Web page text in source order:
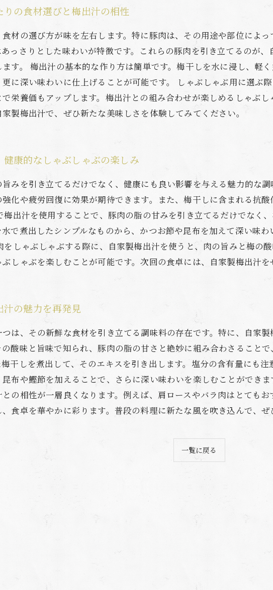
の食材選びと梅出汁の相性
材の選び方が味を左右します。特に豚肉は、その用途や部位によ
っさりとした味わいが特徴です。これらの豚肉を引き立てるのが
す。 梅出汁の基本的な作り方は簡単です。梅干しを水に浸し、軽
に深い味わいに仕上げることが可能です。 しゃぶしゃぶ用に選ぶ
栄養価もアップします。梅出汁との組み合わせが楽しめるしゃぶ
製梅出汁で、ぜひ新たな美味しさを体験してみてください。
康的なしゃぶしゃぶの楽しみ
みを引き立てるだけでなく、健康にも良い影響を与える魅力的な
化や疲労回復に効果が期待できます。また、梅干しに含まれる抗
梅出汁を使用することで、豚肉の脂の甘みを引き立てるだけでなく
で煮出したシンプルなものから、かつお節や昆布を加えて深い味
をしゃぶしゃぶする際に、自家製梅出汁を使うと、肉の旨みと梅の
しゃぶを楽しむことが可能です。次回の食卓には、自家製梅出汁を
の魅力を再発見
は、その新鮮な食材を引き立てる調味料の存在です。特に、自家
の酸味と旨味で知られ、豚肉の脂の甘さと絶妙に組み合わさること
干しを煮出して、そのエキスを引き出します。塩分の含有量にも
布や鰹節を加えることで、さらに深い味わいを楽しむことができ
の相性が一層良くなります。例えば、肩ロースやバラ肉はとても
食卓を華やかに彩ります。普段の料理に新たな風を吹き込んで、ぜ
一覧に戻る